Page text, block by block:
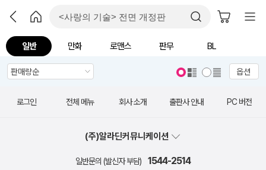
일반 만화 로맨스 판무 BL
옵션
로그인 전체 메뉴 회사 소개 출판사 안내 PC 버전
(주)알라딘커뮤니케이션
일반문의 (발신자 부담) 1544-2514